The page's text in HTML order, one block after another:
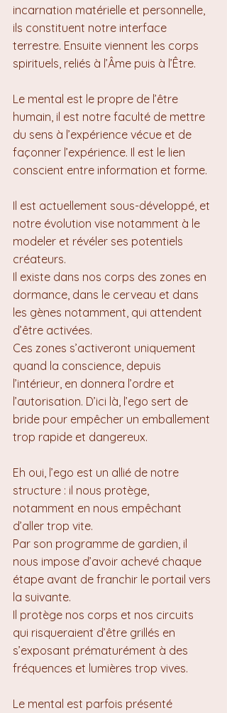
incarnation matérielle et personnelle,
ils constituent notre interface
terrestre. Ensuite viennent les corps
spirituels, reliés à l’Âme puis à l’Être.
Le mental est le propre de l’être
humain, il est notre faculté de mettre
du sens à l’expérience vécue et de
façonner l’expérience. Il est le lien
conscient entre information et forme.
Il est actuellement sous-développé, et
notre évolution vise notamment à le
modeler et révéler ses potentiels
créateurs.
Il existe dans nos corps des zones en
dormance, dans le cerveau et dans
les gènes notamment, qui attendent
d’être activées.
Ces zones s’activeront uniquement
quand la conscience, depuis
l’intérieur, en donnera l’ordre et
l’autorisation. D’ici là, l’ego sert de
bride pour empêcher un emballement
trop rapide et dangereux.
Eh oui, l’ego est un allié de notre
structure : il nous protège,
notamment en nous empêchant
d’aller trop vite.
Par son programme de gardien, il
nous impose d’avoir achevé chaque
étape avant de franchir le portail vers
la suivante.
Il protège nos corps et nos circuits
qui risqueraient d’être grillés en
s’exposant prématurément à des
fréquences et lumières trop vives.
Le mental est parfois présenté